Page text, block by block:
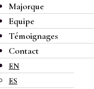
Majorque
Equipe
Témoignages
Contact
EN
ES